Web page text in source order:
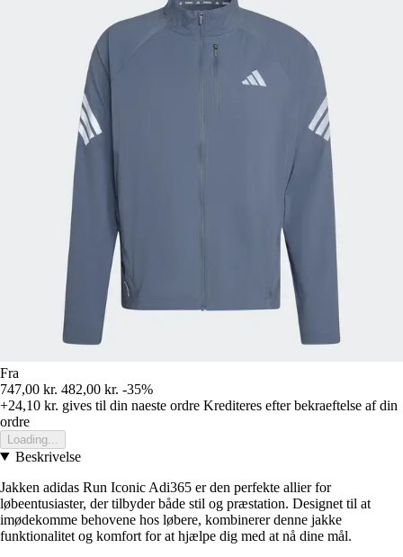
Fra
747,00 kr. 482,00 kr. -35%
+24,10 kr. gives til din naeste ordre Krediteres efter bekraeftelse af din
ordre
Loading...
Beskrivelse
Jakken adidas Run Iconic Adi365 er den perfekte allier for
løbeentusiaster, der tilbyder både stil og præstation. Designet til at
imødekomme behovene hos løbere, kombinerer denne jakke
funktionalitet og komfort for at hjælpe dig med at nå dine mål.